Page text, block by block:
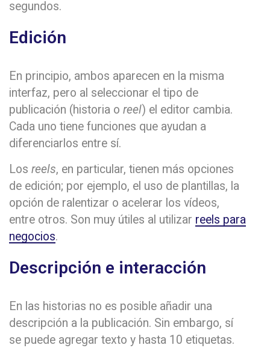
segundos.
Edición
En principio, ambos aparecen en la misma
interfaz, pero al seleccionar el tipo de
publicación (historia o reel) el editor cambia.
Cada uno tiene funciones que ayudan a
diferenciarlos entre sí.
Los reels, en particular, tienen más opciones
de edición; por ejemplo, el uso de plantillas, la
opción de ralentizar o acelerar los vídeos,
entre otros. Son muy útiles al utilizar reels para
negocios.
Descripción e interacción
En las historias no es posible añadir una
descripción a la publicación. Sin embargo, sí
se puede agregar texto y hasta 10 etiquetas.